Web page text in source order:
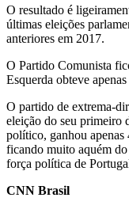
O resultado é
últimas eleições
anteriores em 2017.
O Partido Comunista
Esquerda obteve
O partido de extrema-
eleição do seu primeiro
político, ganhou
ficando muito aquém
força política de
CNN Brasil